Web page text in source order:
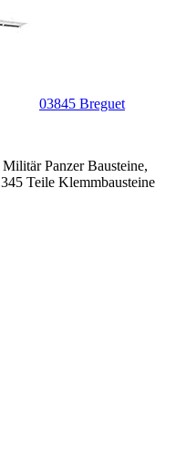
03845 Breguet
Panzer Bausteine,
Teile Klemmbausteine